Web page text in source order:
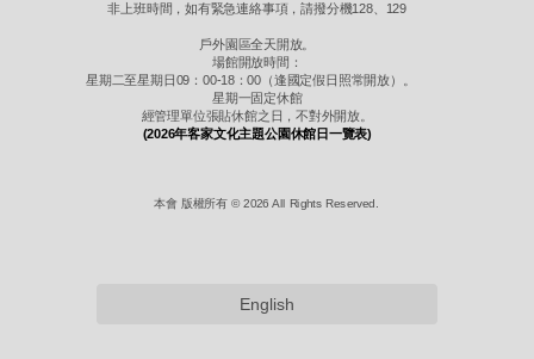
非上班時間，如有緊急連絡事項，請撥分機128、129
戶外園區全天開放。
場館開放時間：
星期二至星期日09：00-18：00（逢國定假日照常開放）。
星期一固定休館
經管理單位張貼休館之日，不對外開放。
(2026年客家文化主題公園休館日一覽表)
本會 版權所有 © 2026 All Rights Reserved.
English